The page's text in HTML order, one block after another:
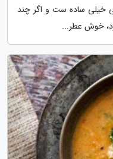
خیلی ساده ست و اگر چند
خوش عطر...